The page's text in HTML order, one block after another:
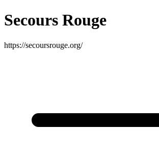
Secours Rouge
https://secoursrouge.org/